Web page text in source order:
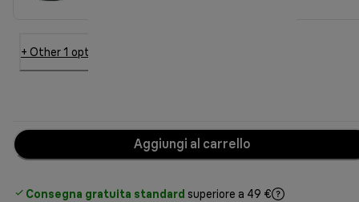
+ Other 1 options
Aggiungi al carrello
Consegna gratuita standard superiore a 49 €